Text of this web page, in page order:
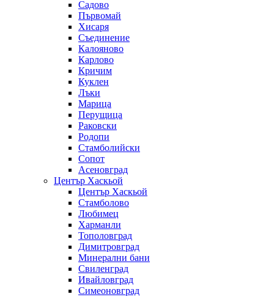
Садово
Първомай
Хисаря
Съединение
Калояново
Карлово
Кричим
Куклен
Лъки
Марица
Перущица
Раковски
Родопи
Стамболийски
Сопот
Асеновград
Център Хаскьой
Център Хаскьой
Стамболово
Любимец
Харманли
Тополовград
Димитровград
Минерални бани
Свиленград
Ивайловград
Симеоновград